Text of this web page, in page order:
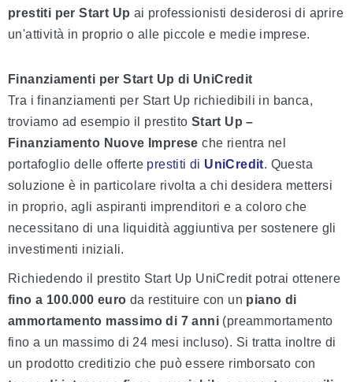
prestiti per Start Up ai professionisti desiderosi di aprire
un'attività in proprio o alle piccole e medie imprese.
Finanziamenti per Start Up di UniCredit
Tra i finanziamenti per Start Up richiedibili in banca,
troviamo ad esempio il prestito Start Up –
Finanziamento Nuove Imprese che rientra nel
portafoglio delle offerte prestiti di UniCredit. Questa
soluzione è in particolare rivolta a chi desidera mettersi
in proprio, agli aspiranti imprenditori e a coloro che
necessitano di una liquidità aggiuntiva per sostenere gli
investimenti iniziali.
Richiedendo il prestito Start Up UniCredit potrai ottenere
fino a 100.000 euro da restituire con un piano di
ammortamento massimo di 7 anni (preammortamento
fino a un massimo di 24 mesi incluso). Si tratta inoltre di
un prodotto creditizio che può essere rimborsato con